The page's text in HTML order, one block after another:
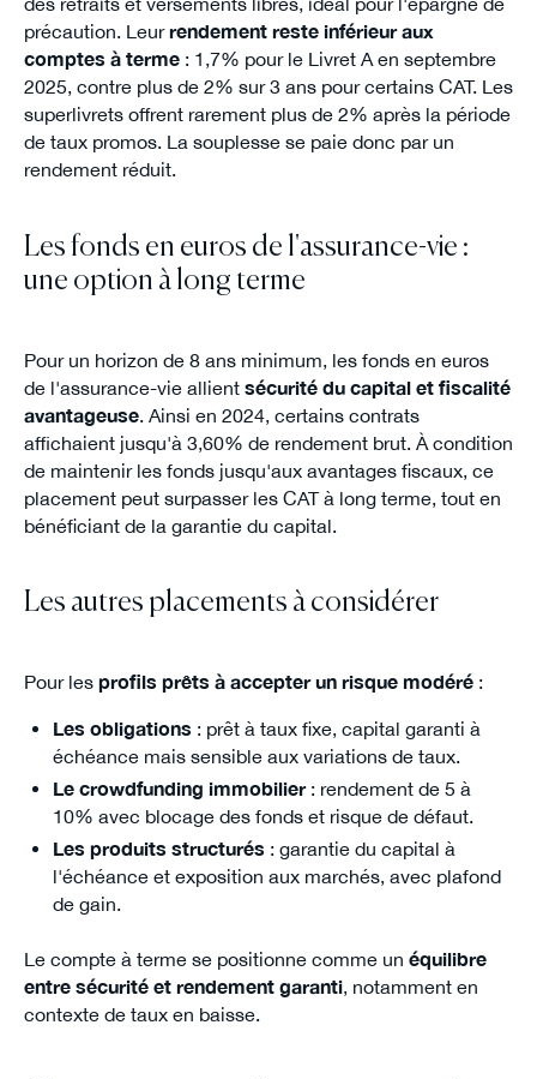
précaution. Leurrendement reste inférieur aux
comptes à terme: 1,7% pour le Livret A en septembre
2025, contre plus de 2% sur 3 ans pour certains CAT. Les
superlivrets offrent rarement plus de 2% après la période
de taux promos. La souplesse se paie donc par un
rendement réduit.
Les fonds en euros de l'assurance-vie :
une option à long terme
Pour un horizon de 8 ans minimum, les fonds en euros
de l'assurance-vie allient sécurité du capital et fiscalité
avantageuse. Ainsi en 2024, certains contrats
affichaient jusqu'à 3,60% de rendement brut. À condition
de maintenir les fonds jusqu'aux avantages fiscaux, ce
placement peut surpasser les CAT à long terme, tout en
bénéficiant de la garantie du capital.
Les autres placements à considérer
Pour les profils prêts à accepter un risque modéré:
Les obligations : prêt à taux fixe, capital garanti à
échéance mais sensible aux variations de taux.
Le crowdfunding immobilier: rendement de 5 à
10% avec blocage des fonds et risque de défaut.
Les produits structurés : garantie du capital à
l'échéance et exposition aux marchés, avec plafond
de gain.
Le compte à terme se positionne comme un équilibre
entre sécurité et rendement garanti, notamment en
contexte de taux en baisse.